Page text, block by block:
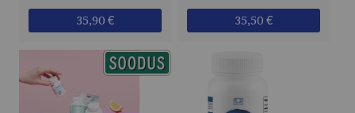
35,90 € 35,50 €